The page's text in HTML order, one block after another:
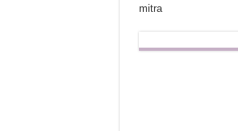
mitra